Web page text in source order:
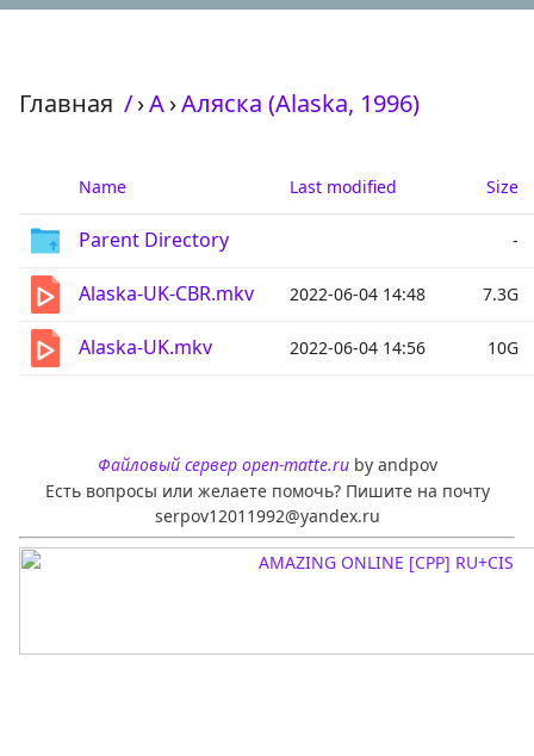
Главная /›А›Аляска (Alaska, 1996)
Name Last modified Size
Parent Directory -
Alaska-UK-CBR.mkv 2022-06-04 14:48 7.3G
Alaska-UK.mkv 2022-06-04 14:56 10G
Файловый сервер open-matte.ruby andpov
Есть вопросы или желаете помочь? Пишите на почту
serpov12011992@yandex.ru